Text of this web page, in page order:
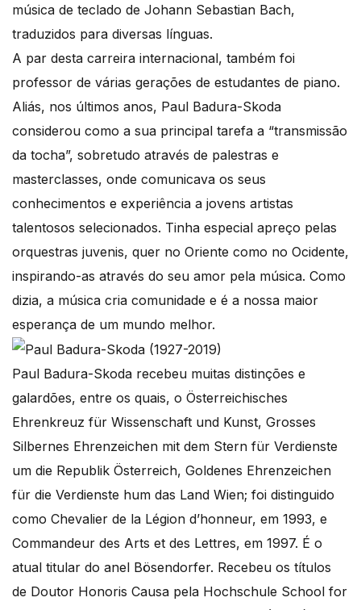
música de teclado de Johann Sebastian Bach,
traduzidos para diversas línguas.
A par desta carreira internacional, também foi
professor de várias gerações de estudantes de piano.
Aliás, nos últimos anos, Paul Badura-Skoda
considerou como a sua principal tarefa a “transmissão
da tocha”, sobretudo através de palestras e
masterclasses, onde comunicava os seus
conhecimentos e experiência a jovens artistas
talentosos selecionados. Tinha especial apreço pelas
orquestras juvenis, quer no Oriente como no Ocidente,
inspirando-as através do seu amor pela música. Como
dizia, a música cria comunidade e é a nossa maior
esperança de um mundo melhor.
Paul Badura-Skoda recebeu muitas distinções e
galardões, entre os quais, o Österreichisches
Ehrenkreuz für Wissenschaft und Kunst, Grosses
Silbernes Ehrenzeichen mit dem Stern für Verdienste
um die Republik Österreich, Goldenes Ehrenzeichen
für die Verdienste hum das Land Wien; foi distinguido
como Chevalier de la Légion d’honneur, em 1993, e
Commandeur des Arts et des Lettres, em 1997. É o
atual titular do anel Bösendorfer. Recebeu os títulos
de Doutor Honoris Causa pela Hochschule School for